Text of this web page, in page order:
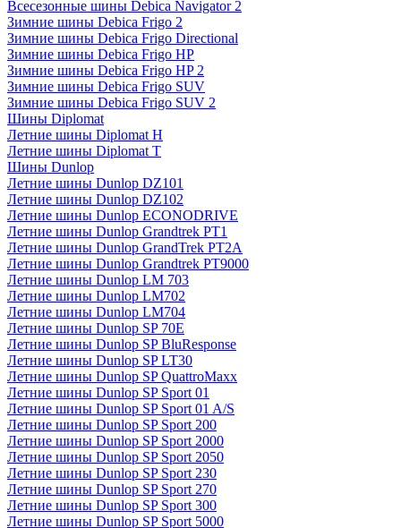
Всесезонные шины Debica Navigator 2
Зимние шины Debica Frigo 2
Зимние шины Debica Frigo Directional
Зимние шины Debica Frigo HP
Зимние шины Debica Frigo HP 2
Зимние шины Debica Frigo SUV
Зимние шины Debica Frigo SUV 2
Шины Diplomat
Летние шины Diplomat H
Летние шины Diplomat T
Шины Dunlop
Летние шины Dunlop DZ101
Летние шины Dunlop DZ102
Летние шины Dunlop ECONODRIVE
Летние шины Dunlop Grandtrek PT1
Летние шины Dunlop GrandTrek PT2A
Летние шины Dunlop Grandtrek PT9000
Летние шины Dunlop LM 703
Летние шины Dunlop LM702
Летние шины Dunlop LM704
Летние шины Dunlop SP 70E
Летние шины Dunlop SP BluResponse
Летние шины Dunlop SP LT30
Летние шины Dunlop SP QuattroMaxx
Летние шины Dunlop SP Sport 01
Летние шины Dunlop SP Sport 01 A/S
Летние шины Dunlop SP Sport 200
Летние шины Dunlop SP Sport 2000
Летние шины Dunlop SP Sport 2050
Летние шины Dunlop SP Sport 230
Летние шины Dunlop SP Sport 270
Летние шины Dunlop SP Sport 300
Летние шины Dunlop SP Sport 5000